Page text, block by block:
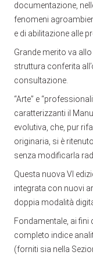
documentazione,
fenomeni
e di abilitazione alle
Grande merito va
struttura conferita
consultazione.
“Arte” e
caratterizzanti il
evolutiva, che, pur
originaria, si è
senza modificarla
Questa nuova VI
integrata con nuovi
doppia modalità
Fondamentale, ai
completo indice
(forniti sia nella